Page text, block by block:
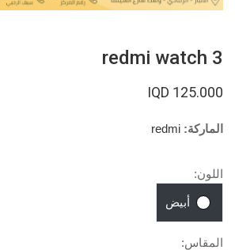
redmi watch 3
125.000 IQD
الماركة: redmi
اللون:
المقاس: